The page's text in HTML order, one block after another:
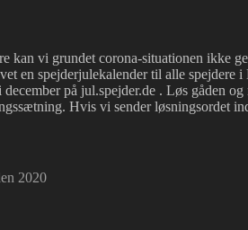
kan vi grundet corona-situationen ikke
en spejderjulekalender til alle spejdere
på jul.spejder.de . Løs gåden
Hvis vi sender løsningsordet
2020